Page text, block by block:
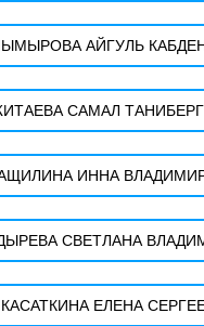
АЙГУЛЬ
САМАЛ
ИННА
СВЕТЛАНА
КАСАТКИНА ЕЛЕНА